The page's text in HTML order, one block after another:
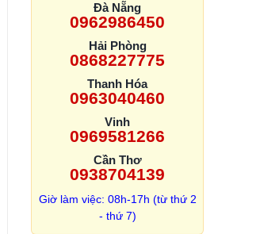
Đà Nẵng
0962986450
Hải Phòng
0868227775
Thanh Hóa
0963040460
Vinh
0969581266
Cần Thơ
0938704139
Giờ làm việc: 08h-17h (từ thứ 2
- thứ 7)